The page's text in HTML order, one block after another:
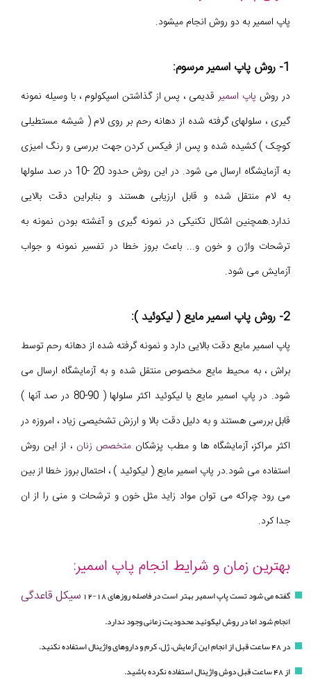
پاپ اسمیر به دو روش انجام میشود.
1- روش پاپ اسمیر مرسوم:
در روش پاپ اسمیر قدیمی ، پس از گذاشتن اسپکولوم ، با وسیله نمونه
گیری ، سلولهای گرفته شده از دهانه رحم بر روی لام ( شیشه مستطیلی
کوچک ) کشیده شده و پس از فیکس کردن جهت بررسی و رنگ امیزی
به آزمایشگاه ارسال می شود. در این روش حدود 20 -10 در صد سلولها
به لام منتقل شده و قابل ارزیابی هستند و بنابراین دقت بالایی
ندارد.همچنین اشکال تکنیکی در نمونه گیری و آغشته بودن نمونه به
ترشحات واژن و خون و... باعث بروز خطا در تفسیر نمونه و جواب
آزمایش می شود.
2- روش پاپ اسمیر مایع ( لیکوئید ):
پاپ اسمیر مایع دقت بالایی دارد و نمونه گرفته شده از دهانه رحم توسط
براش ، به محیط مایع مخصوص منتقل شده و به آزمایشگاه ارسال می
شود. در پاپ اسمیر مایع یا لیکوئید اکثر سلولها ( 90-80 در صد آنها )
قابل بررسی هستند و به دلیل دقت بالا و ارزش تشخیصی زیاد ، امروزه در
اکثر مراکز، آزمایشگاه ها و مطب پزشکان متخصص زنان ، از این روش
استفاده می شود.در پاپ اسمیر مایع ( لیکوئید ) ، احتمال بروز خطا از بین
می رود چراکه می توان مواد زاید مثل خون و ترشحات و منی را از ان
جدا کرد.
بهترین زمان و شرایط انجام پاپ اسمیر:
گفته می شود تست پاپ اسمیر بهتر است در فاصله روزهای 18-12 سیكل قاعدگی
انجام شود اما در روش لیکوئید محدودیت زمانی وجود ندارد.
در 48 ساعت قبل از انجام این آزمایش، ژل، كرم و داروهای واژینال استفاده نکنید.
از 48 ساعت قبل دوش واژینال استفاده نکرده باشید.